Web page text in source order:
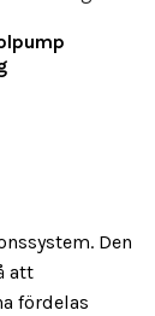
Den
att
fördelas